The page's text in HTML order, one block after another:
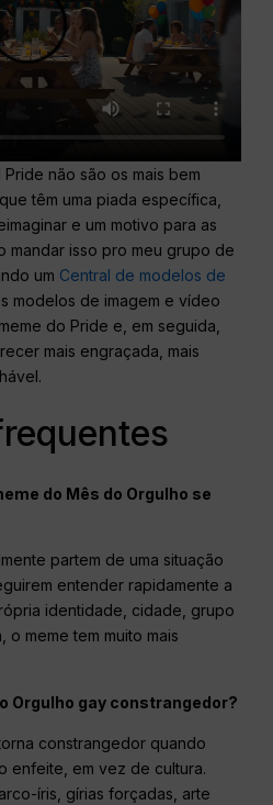
não são os mais bem
têm uma piada específica,
e um motivo para as
mandar isso pro meu grupo de
um Central de modelos de
modelos de imagem e vídeo
do Pride e, em seguida,
mais engraçada, mais
do Mês do Orgulho se
partem de uma situação
entender rapidamente a
identidade, cidade, grupo
meme tem muito mais
Orgulho gay constrangedor?
constrangedor quando
enfeite, em vez de cultura.
íris, gírias forçadas, arte